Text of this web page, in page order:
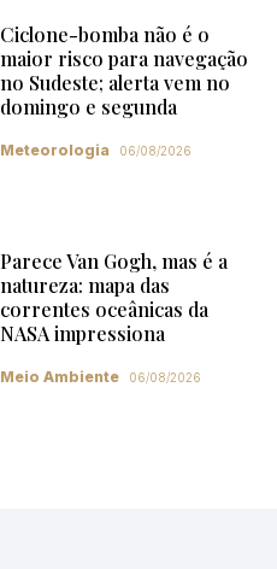
Ciclone-bomba não é o
maior risco para navegação
no Sudeste; alerta vem no
domingo e segunda
Meteorologia 06/08/2026
Parece Van Gogh, mas é a
natureza: mapa das
correntes oceânicas da
NASA impressiona
Meio Ambiente 06/08/2026